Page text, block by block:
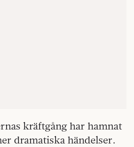
kräftgång har hamnat
dramatiska händelser.